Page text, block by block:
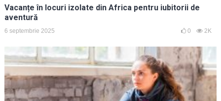
Vacanțe în locuri izolate din Africa pentru iubitorii de
aventură
6 septembrie 2025 0 2K